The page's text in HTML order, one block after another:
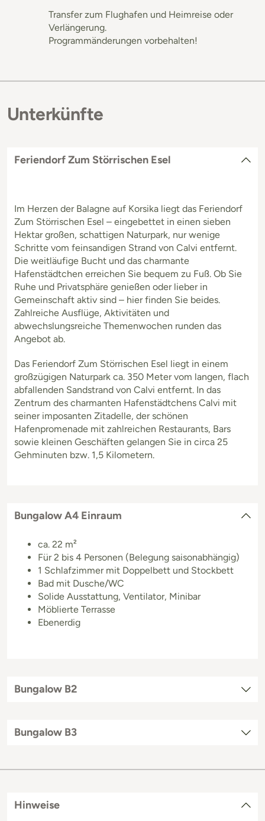
Transfer zum Flughafen und Heimreise oder
Verlängerung.
Programmänderungen vorbehalten!
Unterkünfte
Feriendorf Zum Störrischen Esel
Im Herzen der Balagne auf Korsika liegt das Feriendorf
Zum Störrischen Esel – eingebettet in einen sieben
Hektar großen, schattigen Naturpark, nur wenige
Schritte vom feinsandigen Strand von Calvi entfernt.
Die weitläufige Bucht und das charmante
Hafenstädtchen erreichen Sie bequem zu Fuß. Ob Sie
Ruhe und Privatsphäre genießen oder lieber in
Gemeinschaft aktiv sind – hier finden Sie beides.
Zahlreiche Ausflüge, Aktivitäten und
abwechslungsreiche Themenwochen runden das
Angebot ab.
Das Feriendorf Zum Störrischen Esel liegt in einem
großzügigen Naturpark ca. 350 Meter vom langen, flach
abfallenden Sandstrand von Calvi entfernt. In das
Zentrum des charmanten Hafenstädtchens Calvi mit
seiner imposanten Zitadelle, der schönen
Hafenpromenade mit zahlreichen Restaurants, Bars
sowie kleinen Geschäften gelangen Sie in circa 25
Gehminuten bzw. 1,5 Kilometern.
Bungalow A4 Einraum
ca. 22 m²
Für 2 bis 4 Personen (Belegung saisonabhängig)
1 Schlafzimmer mit Doppelbett und Stockbett
Bad mit Dusche/WC
Solide Ausstattung, Ventilator, Minibar
Möblierte Terrasse
Ebenerdig
Bungalow B2
Bungalow B3
Hinweise